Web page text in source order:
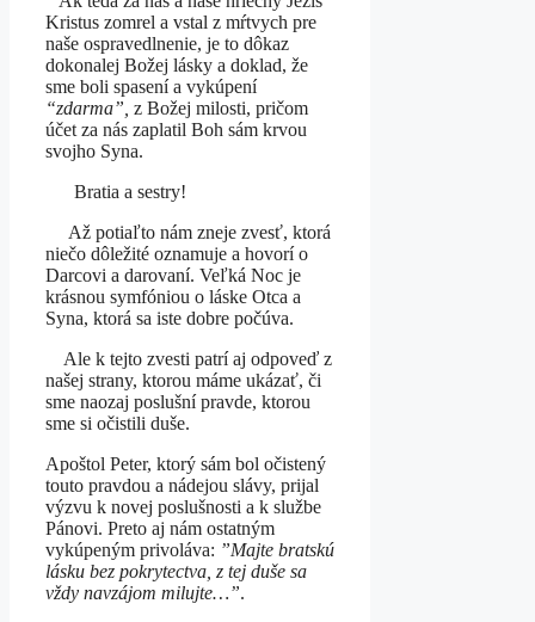
Kristus zomrel a vstal z mŕtvych pre
naše ospravedlnenie, je to dôkaz
dokonalej Božej lásky a doklad, že
sme boli spasení a vykúpení
“zdarma”, z Božej milosti, pričom
účet za nás zaplatil Boh sám krvou
svojho Syna.
Bratia a sestry!
Až potiaľto nám zneje zvesť, ktorá
niečo dôležité oznamuje a hovorí o
Darcovi a darovaní. Veľká Noc je
krásnou symfóniou o láske Otca a
Syna, ktorá sa iste dobre počúva.
Ale k tejto zvesti patrí aj odpoveď z
našej strany, ktorou máme ukázať, či
sme naozaj poslušní pravde, ktorou
sme si očistili duše.
Apoštol Peter, ktorý sám bol očistený
touto pravdou a nádejou slávy, prijal
výzvu k novej poslušnosti a k službe
Pánovi. Preto aj nám ostatným
vykúpeným privoláva: ”Majte bratskú
lásku bez pokrytectva, z tej duše sa
vždy navzájom milujte…”.